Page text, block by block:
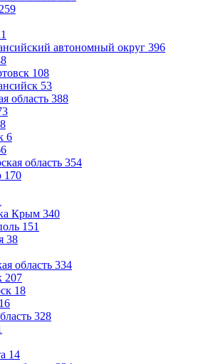
259
автономный округ 396
108
53
область 388
6
область 354
170
Крым 340
151
38
область 334
207
18
16
328
14